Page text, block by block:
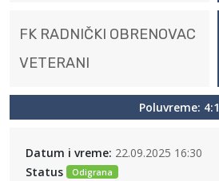
FK RADNIČKI OBRENOVAC
VETERANI
Poluvreme: 4:1
Datum i vreme: 22.09.2025 16:30
Status
Odigrana